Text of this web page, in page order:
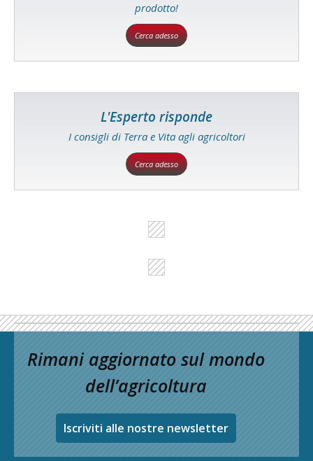
prodotto!
Cerca adesso
L'Esperto risponde
I consigli di Terra e Vita agli agricoltori
Cerca adesso
Rimani aggiornato sul mondo
dell’agricoltura
Iscriviti alle nostre newsletter